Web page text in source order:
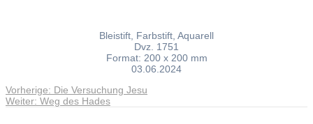
Bleistift, Farbstift, Aquarell
Dvz. 1751
Format: 200 x 200 mm
03.06.2024
Beitragsnavigation
Vorherige: Vorheriger
Beitrag:
Die Versuchung Jesu
Weiter: Nächster
Weg des Hades